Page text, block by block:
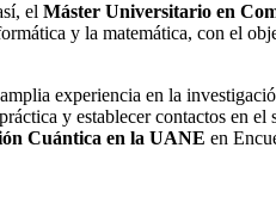
el Máster Universitario en
y la matemática, con el
experiencia en la
y establecer contactos en el
Cuántica en la UANE en